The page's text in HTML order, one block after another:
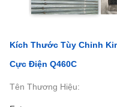
Kích Thước Tùy Chỉnh
Cực Điện Q460C
Tên Thương Hiệu: